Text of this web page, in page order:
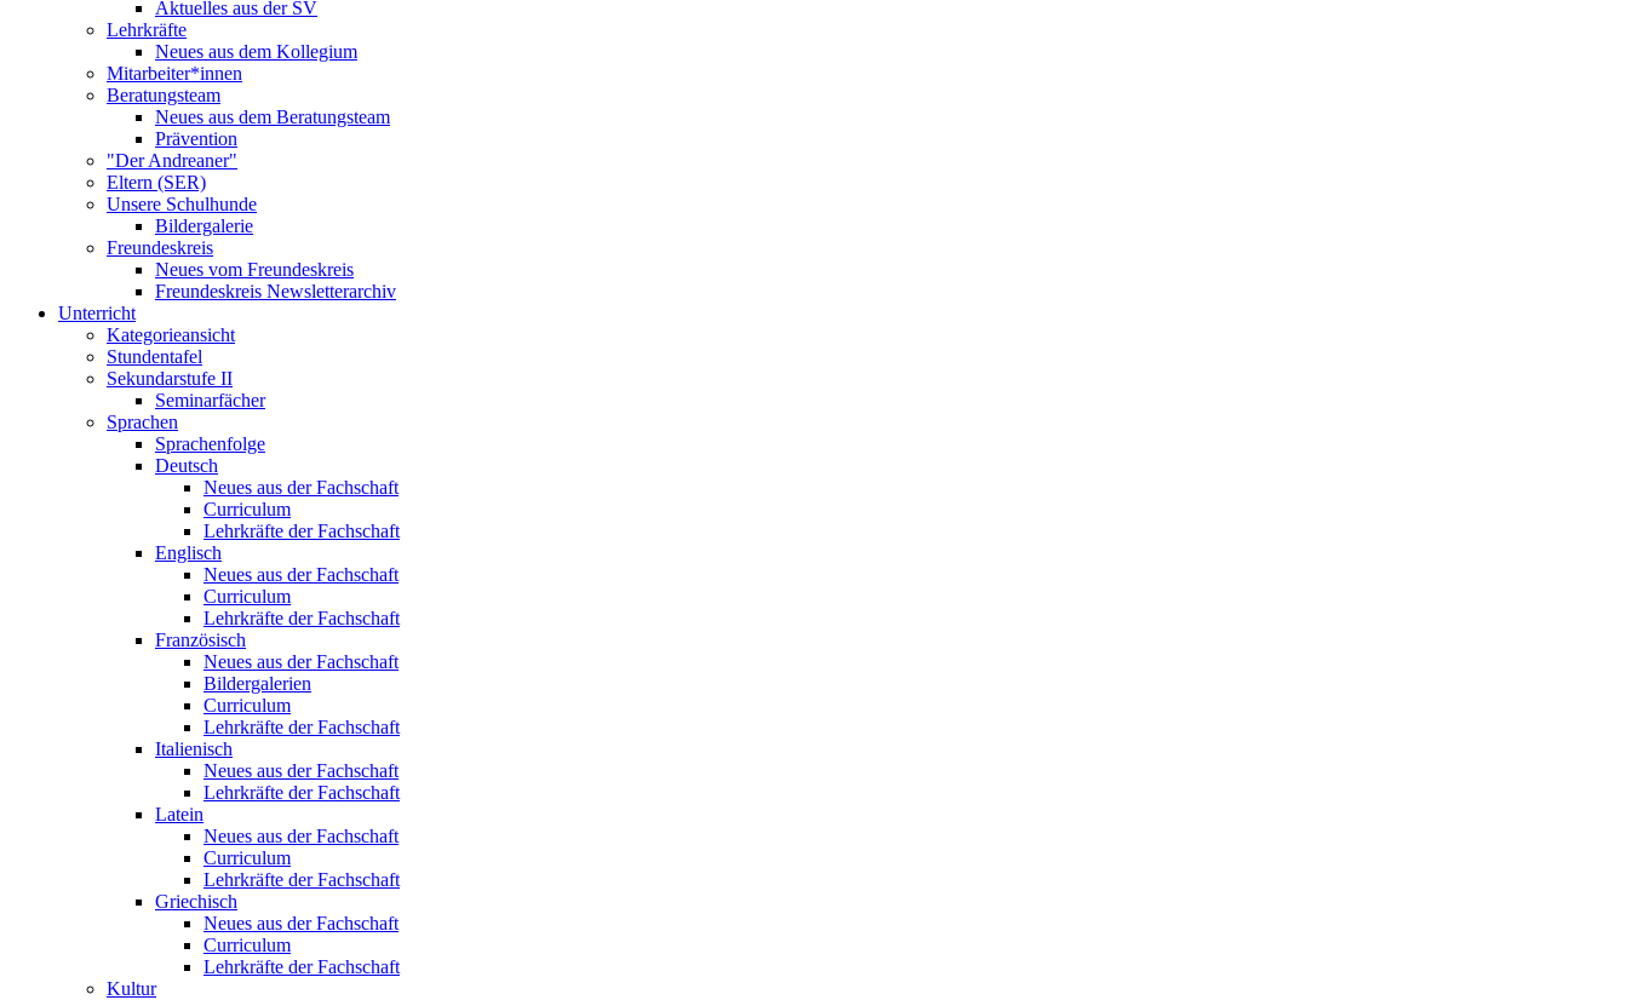
Aktuelles aus der SV
Lehrkräfte
Neues aus dem Kollegium
Mitarbeiter*innen
Beratungsteam
Neues aus dem Beratungsteam
Prävention
"Der Andreaner"
Eltern (SER)
Unsere Schulhunde
Bildergalerie
Freundeskreis
Neues vom Freundeskreis
Freundeskreis Newsletterarchiv
Unterricht
Kategorieansicht
Stundentafel
Sekundarstufe II
Seminarfächer
Sprachen
Sprachenfolge
Deutsch
Neues aus der Fachschaft
Curriculum
Lehrkräfte der Fachschaft
Englisch
Neues aus der Fachschaft
Curriculum
Lehrkräfte der Fachschaft
Französisch
Neues aus der Fachschaft
Bildergalerien
Curriculum
Lehrkräfte der Fachschaft
Italienisch
Neues aus der Fachschaft
Lehrkräfte der Fachschaft
Latein
Neues aus der Fachschaft
Curriculum
Lehrkräfte der Fachschaft
Griechisch
Neues aus der Fachschaft
Curriculum
Lehrkräfte der Fachschaft
Kultur